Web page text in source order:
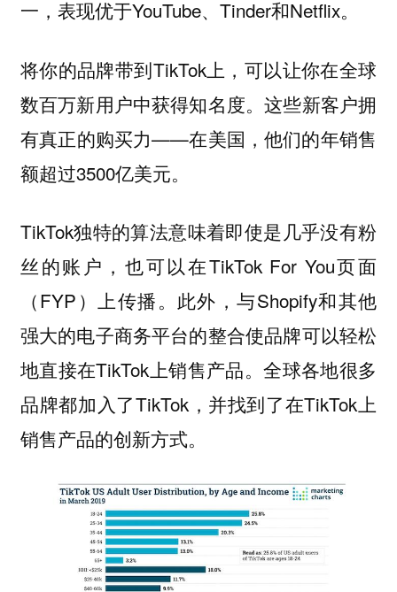
一，表现优于YouTube、Tinder和Netflix。
将你的品牌带到TikTok上，可以让你在全球
数百万新用户中获得知名度。这些新客户拥
有真正的购买力——在美国，他们的年销售
额超过3500亿美元。
TikTok独特的算法意味着即使是几乎没有粉
丝的账户，也可以在TikTok For You页面
（FYP）上传播。此外，与Shopify和其他
强大的电子商务平台的整合使品牌可以轻松
地直接在TikTok上销售产品。全球各地很多
品牌都加入了TikTok，并找到了在TikTok上
销售产品的创新方式。